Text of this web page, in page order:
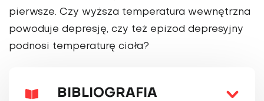
pierwsze. Czy wyższa temperatura wewnętrzna
powoduje depresję, czy też epizod depresyjny
podnosi temperaturę ciała?
BIBLIOGRAFIA